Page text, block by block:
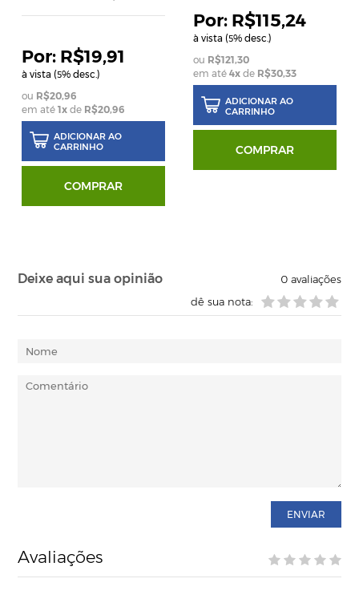
R$19,91
à vista (5% desc.)
R$20,96
em até1x de R$20,96
ADICIONAR AO
CARRINHO
COMPRAR
R$115,24
à vista (5% desc.)
R$121,30
em até4x de R$30,33
ADICIONAR AO
CARRINHO
COMPRAR
Deixe aqui sua opinião 0avaliações
dê sua nota:
ENVIAR
Avaliações